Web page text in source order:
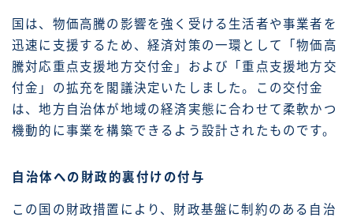
国は、物価高騰の影響を強く受ける生活者や事業者を
迅速に支援するため、経済対策の一環として「物価高
騰対応重点支援地方交付金」および「重点支援地方交
付金」の拡充を閣議決定いたしました。この交付金
は、地方自治体が地域の経済実態に合わせて柔軟かつ
機動的に事業を構築できるよう設計されたものです。
自治体への財政的裏付けの付与
この国の財政措置により、財政基盤に制約のある自治